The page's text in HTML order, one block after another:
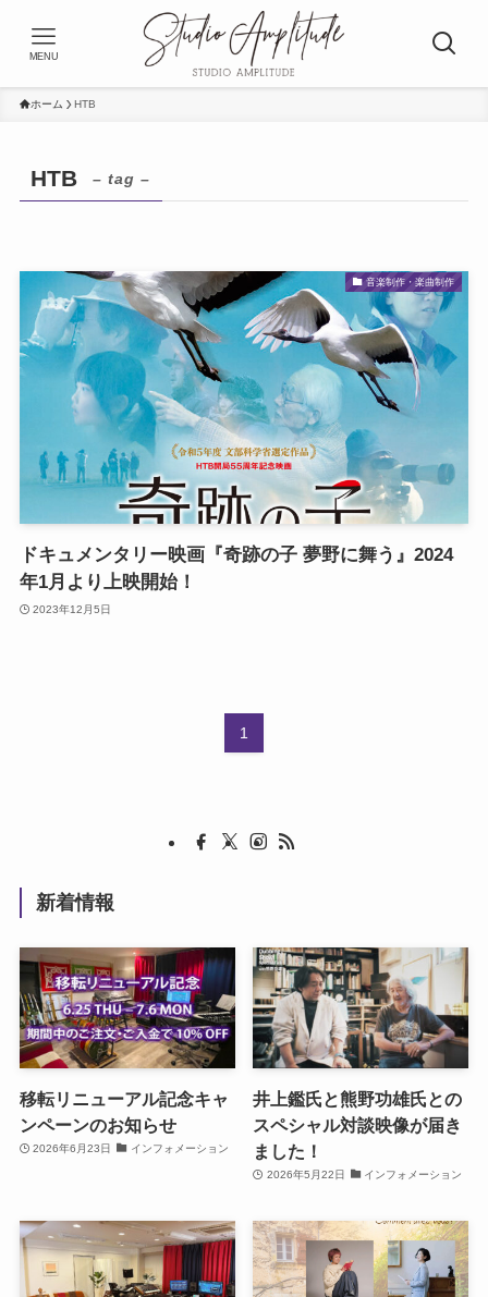
MENU
ホーム HTB
HTB – tag –
音楽制作・楽曲制作
ドキュメンタリー映画『奇跡の子 夢野に舞う』2024
年1月より上映開始！
2023年12月5日
1
新着情報
移転リニューアル記念キャ
ンペーンのお知らせ
2026年6月23日 インフォメーション
井上鑑氏と熊野功雄氏との
スペシャル対談映像が届き
ました！
2026年5月22日 インフォメーション